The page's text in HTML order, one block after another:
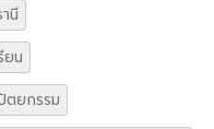
นี
ยน
ตยกรรม